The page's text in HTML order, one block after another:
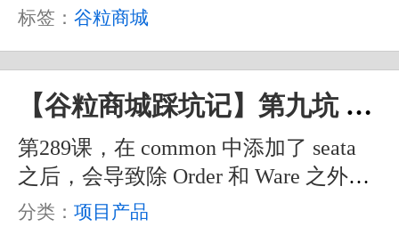
查看报错。
标签： 谷粒商城
【谷粒商城踩坑记】第九坑 seata报错问题处理
第289课，在 common 中添加了 seata
之后，会导致除 Order 和 Ware 之外的
其它服务无法启动。报错内容如下：
分类： 项目产品